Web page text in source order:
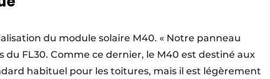
du module solaire M40. « Notre panneau
du FL30. Comme ce dernier, le M40 est destiné aux
habituel pour les toitures, mais il est légèrement